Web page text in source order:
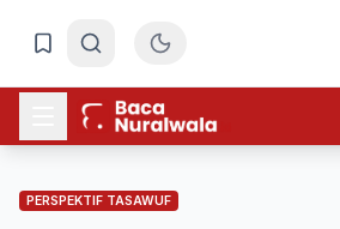
PERSPEKTIF TASAWUF